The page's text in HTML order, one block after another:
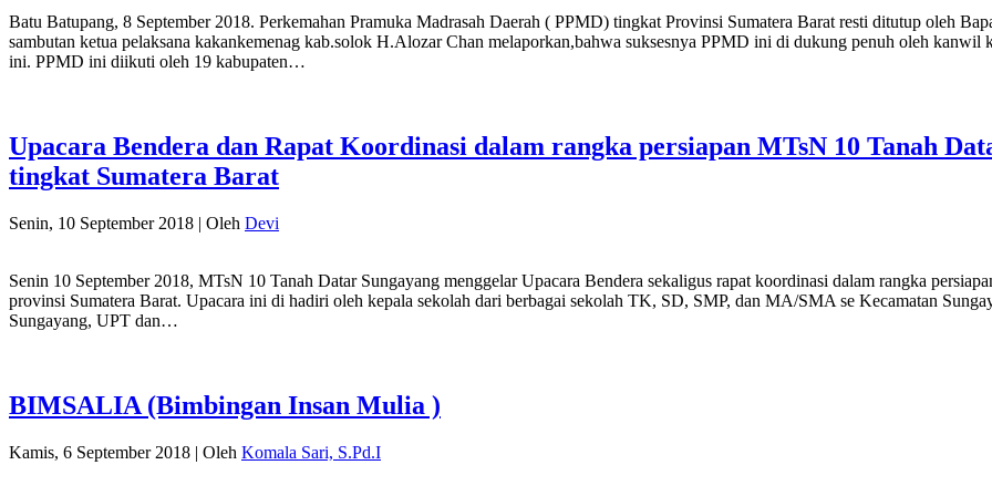
Batu Batupang, 8 September 2018. Perkemahan Pramuka Madrasah Daerah ( PPMD) tingkat Provinsi Sumatera Barat resti ditutup oleh
sambutan ketua pelaksana kakankemenag kab.solok H.Alozar Chan melaporkan,bahwa suksesnya PPMD ini di dukung penuh oleh
ini. PPMD ini diikuti oleh 19 kabupaten…
Upacara Bendera dan Rapat Koordinasi dalam rangka persiapan MTsN 10 Tanah
tingkat Sumatera Barat
Senin, 10 September 2018 | Oleh Devi
Senin 10 September 2018, MTsN 10 Tanah Datar Sungayang menggelar Upacara Bendera sekaligus rapat koordinasi dalam rangka
provinsi Sumatera Barat. Upacara ini di hadiri oleh kepala sekolah dari berbagai sekolah TK, SD, SMP, dan MA/SMA se Kecamatan
Sungayang, UPT dan…
BIMSALIA (Bimbingan Insan Mulia )
Kamis, 6 September 2018 | Oleh Komala Sari, S.Pd.I